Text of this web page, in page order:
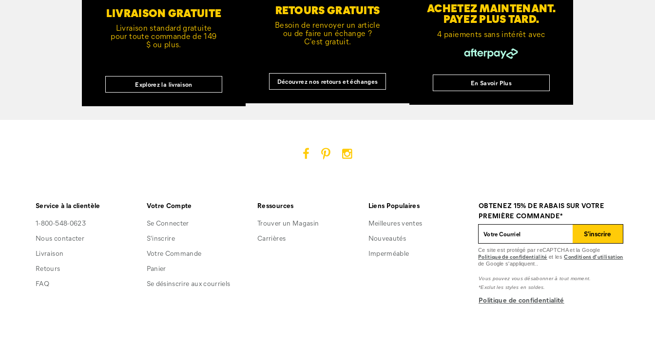
LIVRAISON GRATUITE
Livraison standard gratuite
pour toute commande de 149
$ ou plus.
Explorez la livraison
RETOURS GRATUITS
Besoin de renvoyer un article
ou de faire un échange ?
C'est gratuit.
Découvrez nos retours et échanges
ACHETEZ MAINTENANT.
PAYEZ PLUS TARD.
4 paiements sans intérêt avec
En Savoir Plus
Service à la clientèle
1-800-548-0623
Nous contacter
Livraison
Retours
FAQ
Votre Compte
Se Connecter
S'inscrire
Votre Commande
Panier
Se désinscrire aux courriels
Ressources
Trouver un Magasin
Carrières
Liens Populaires
Meilleures ventes
Nouveautés
Imperméable
OBTENEZ 15% DE RABAIS SUR VOTRE
PREMIÈRE COMMANDE*
S'inscrire
Ce site est protégé par reCAPTCHA et la Google
Politique de confidentialité et lesConditions d'utilisation
de Google s'appliquent..
Vous pouvez vous désabonner à tout moment.
*Exclut les styles en soldes.
Politique de confidentialité